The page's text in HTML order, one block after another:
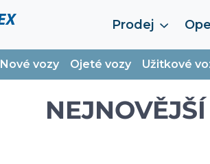
Prodej
Nové vozy Ojeté vozy Užitkové